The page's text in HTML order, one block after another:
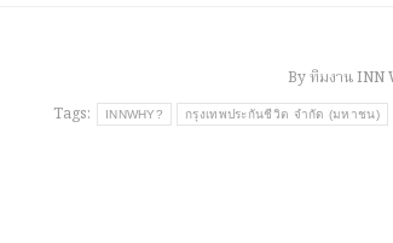
Byทีมงาน INN
Tags:
INNWHY? กรุงเทพประกันชีวิต จำกัด (มหาชน)